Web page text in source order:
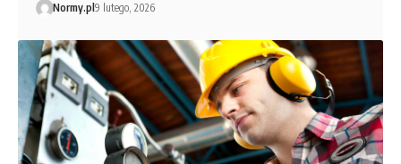
Normy.pl9 lutego, 2026